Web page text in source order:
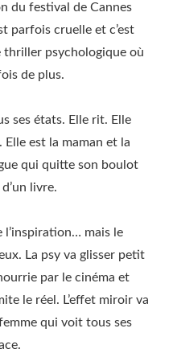
du festival de Cannes
parfois cruelle et c’est
thriller psychologique où
de plus.
ses états. Elle rit. Elle
Elle est la maman et la
qui quitte son boulot
livre.
l’inspiration… mais le
La psy va glisser petit
par le cinéma et
le réel. L’effet miroir va
qui voit tous ses